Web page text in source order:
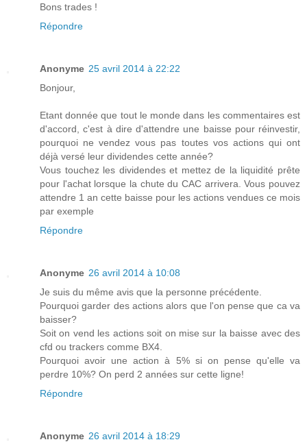
Bons trades !
Répondre
Anonyme 25 avril 2014 à 22:22
Bonjour,
Etant donnée que tout le monde dans les commentaires est
d'accord, c'est à dire d'attendre une baisse pour réinvestir,
pourquoi ne vendez vous pas toutes vos actions qui ont
déjà versé leur dividendes cette année?
Vous touchez les dividendes et mettez de la liquidité prête
pour l'achat lorsque la chute du CAC arrivera. Vous pouvez
attendre 1 an cette baisse pour les actions vendues ce mois
par exemple
Répondre
Anonyme 26 avril 2014 à 10:08
Je suis du même avis que la personne précédente.
Pourquoi garder des actions alors que l'on pense que ca va
baisser?
Soit on vend les actions soit on mise sur la baisse avec des
cfd ou trackers comme BX4.
Pourquoi avoir une action à 5% si on pense qu'elle va
perdre 10%? On perd 2 années sur cette ligne!
Répondre
Anonyme 26 avril 2014 à 18:29